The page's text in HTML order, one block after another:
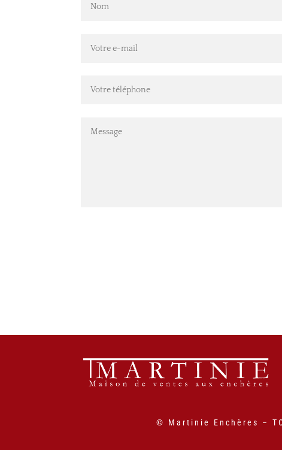
© Martinie Enchères –